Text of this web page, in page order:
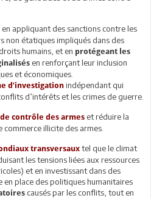
en appliquant des sanctions contre les
non étatiques impliqués dans des
humains, et en protégeant les
en renforçant leur inclusion
et économiques.
d’investigation indépendant qui
d’intérêts et les crimes de guerre.
contrôle des armes et réduire la
illicite des armes.
transversaux tel que le climat
les tensions liées aux ressources
et en investissant dans des
place des politiques humanitaires
causés par les conflits, tout en